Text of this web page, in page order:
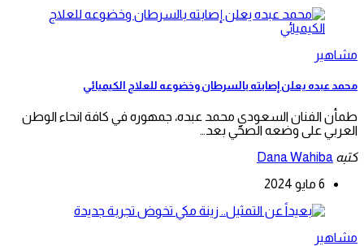
مشاهير
محمد عبده يعلن إصابته بالسرطان وخضوعه للعلاج الكيميائي
طمأن الفنان السعودي محمد عبده، جمهوره في كافة انحاء الوطن
العربي على وضعه الصحّي بعد…
كتبه Dana Wahiba
6 مايو 2024
مشاهير